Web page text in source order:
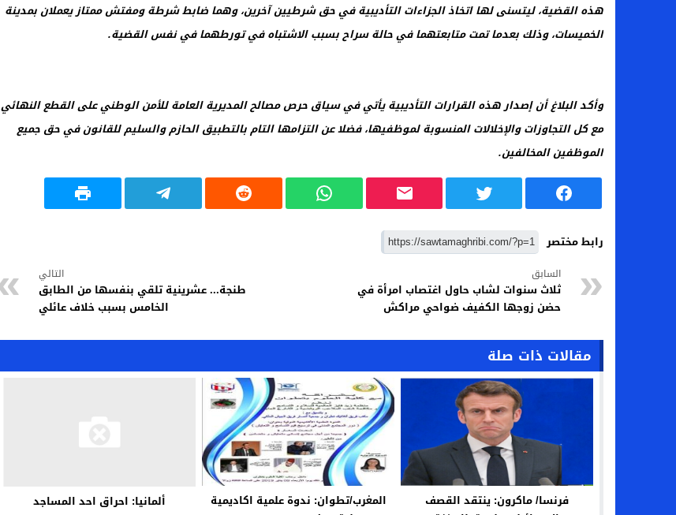
هذه القضية، ليتسنى لها اتخاذ الجزاءات التأديبية في حق شرطيين آخرين، وهما ضابط شرطة ومفتش ممتاز يعملان بمدينة
الخميسات، وذلك بعدما تمت متابعتهما في حالة سراح بسبب الاشتباه في تورطهما في نفس القضية.
وأكد البلاغ أن إصدار هذه القرارات التأديبية يأتي في سياق حرص مصالح المديرية العامة للأمن الوطني على القطع النهائي
مع كل التجاوزات والإخلالات المنسوبة لموظفيها، فضلا عن التزامها التام بالتطبيق الحازم والسليم للقانون في حق جميع
الموظفين المخالفين.
رابط مختصر
السابق
ثلاث سنوات لشاب حاول اغتصاب امرأة في
حضن زوجها الكفيف ضواحي مراكش
التالي
طنجة... عشرينية تلقي بنفسها من الطابق
الخامس بسبب خلاف عائلي
مقالات ذات صلة
فرنسا/ ماكرون: ينتقد القصف
المغرب/تطوان: ندوة علمية اكاديمية
ألمانيا: احراق احد المساجد